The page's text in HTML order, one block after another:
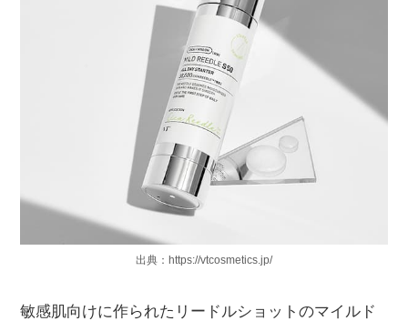
出典：https://vtcosmetics.jp/
敏感肌向けに作られたリードルショットのマイルド